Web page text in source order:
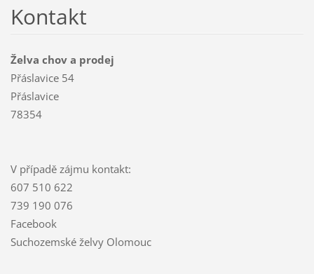
Kontakt
Želva chov a prodej
Přáslavice 54
Přáslavice
78354
V případě zájmu kontakt:
607 510 622
739 190 076
Facebook
Suchozemské želvy Olomouc